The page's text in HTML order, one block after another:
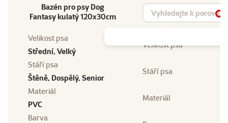
Bazén pro psy Dog
Fantasy kulatý 120x30cm
Vyhledat produkt
Velikost psa
Střední, Velký
Velikost psa
Stáří psa
Štěně, Dospělý, Senior
Stáří psa
Materiál
PVC
Materiál
Barva